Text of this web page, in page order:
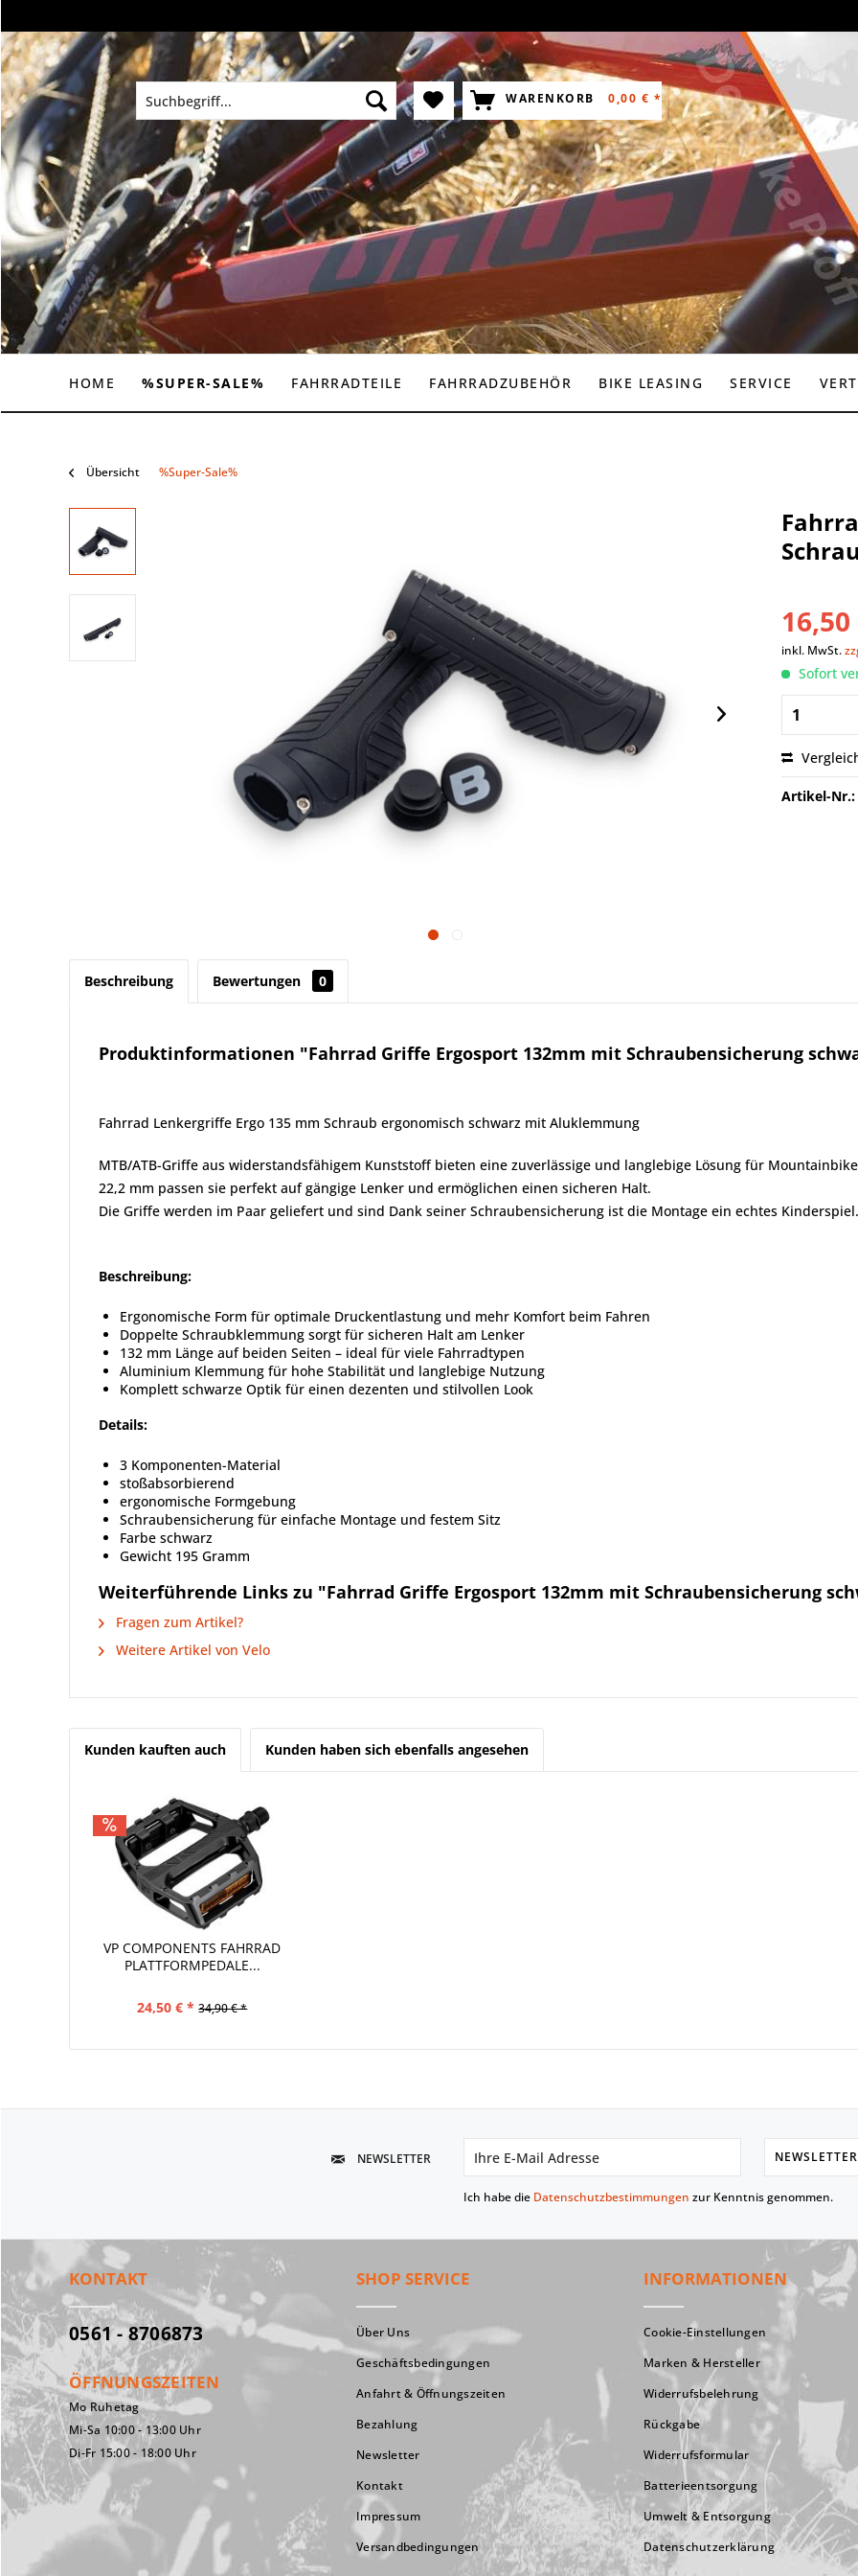
WARENKORB 0,00 € *
HOME %SUPER-SALE% FAHRRADTEILE FAHRRADZUBEHÖR BIKE LEASING SERVICE
Übersicht %Super-Sale%
inkl. MwSt.
Sofort
Artikel-Nr.:
Beschreibung Bewertungen 0
Produktinformationen "Fahrrad Griffe Ergosport 132mm mit Schraubensicherung
Fahrrad Lenkergriffe Ergo 135 mm Schraub ergonomisch schwarz mit Aluklemmung
MTB/ATB-Griffe aus widerstandsfähigem Kunststoff bieten eine zuverlässige und langlebige Lösung für
22,2 mm passen sie perfekt auf gängige Lenker und ermöglichen einen sicheren Halt.
Die Griffe werden im Paar geliefert und sind Dank seiner Schraubensicherung ist die Montage ein echtes Kinderspiel.
Beschreibung:
Ergonomische Form für optimale Druckentlastung und mehr Komfort beim Fahren
Doppelte Schraubklemmung sorgt für sicheren Halt am Lenker
132 mm Länge auf beiden Seiten – ideal für viele Fahrradtypen
Aluminium Klemmung für hohe Stabilität und langlebige Nutzung
Komplett schwarze Optik für einen dezenten und stilvollen Look
Details:
3 Komponenten-Material
stoßabsorbierend
ergonomische Formgebung
Schraubensicherung für einfache Montage und festem Sitz
Farbe schwarz
Gewicht 195 Gramm
Weiterführende Links zu "Fahrrad Griffe Ergosport 132mm mit Schraubensicherung
Fragen zum Artikel?
Weitere Artikel von Velo
Kunden kauften auch Kunden haben sich ebenfalls angesehen
VP COMPONENTS FAHRRAD
PLATTFORMPEDALE...
24,50 € * 34,90 € *
NEWSLETTER
Ich habe die Datenschutzbestimmungen zur Kenntnis genommen.
KONTAKT
0561 - 8706873
ÖFFNUNGSZEITEN
Mo Ruhetag
Mi-Sa 10:00 - 13:00 Uhr
Di-Fr 15:00 - 18:00 Uhr
SHOP SERVICE
Über Uns
Geschäftsbedingungen
Anfahrt & Öffnungszeiten
Bezahlung
Newsletter
Kontakt
Impressum
Versandbedingungen
INFORMATIONEN
Cookie-Einstellungen
Marken & Hersteller
Widerrufsbelehrung
Rückgabe
Widerrufsformular
Batterieentsorgung
Umwelt & Entsorgung
Datenschutzerklärung